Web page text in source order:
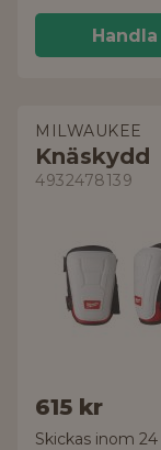
Handla
MILWAUKEE
Knäskydd
4932478139
615 kr